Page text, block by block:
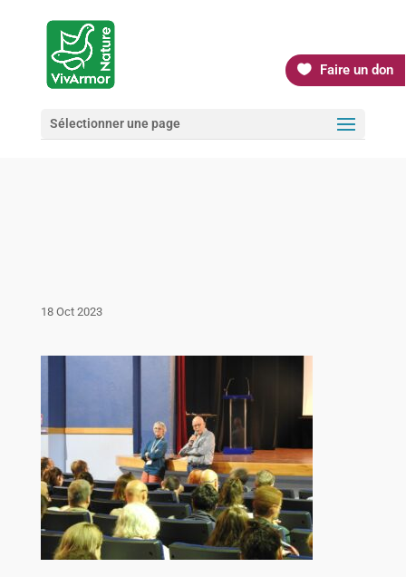
Faire un don
Sélectionner une page
18 Oct 2023